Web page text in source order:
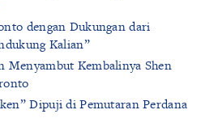
dengan Dukungan dari
Kalian”
Menyambut Kembalinya Shen
Dipuji di Pemutaran Perdana